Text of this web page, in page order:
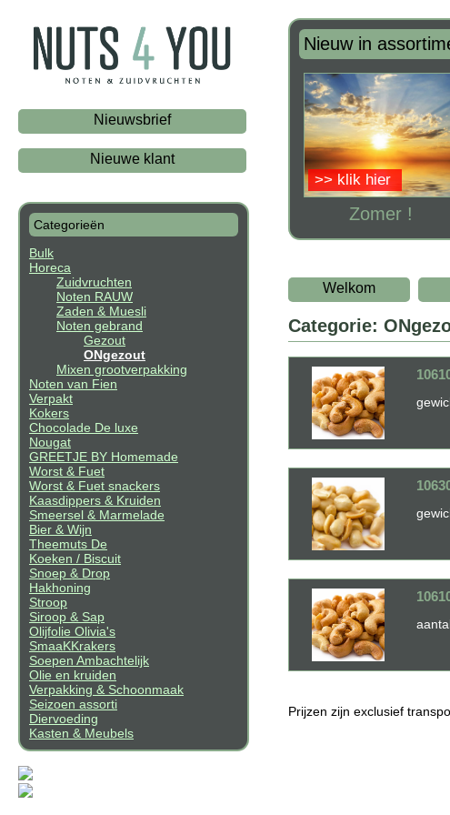
Nieuwsbrief
Nieuwe klant
Categorieën
Bulk
Horeca
Zuidvruchten
Noten RAUW
Zaden & Muesli
Noten gebrand
Gezout
ONgezout
Mixen grootverpakking
Noten van Fien
Verpakt
Kokers
Chocolade De luxe
Nougat
GREETJE BY Homemade
Worst & Fuet
Worst & Fuet snackers
Kaasdippers & Kruiden
Smeersel & Marmelade
Bier & Wijn
Theemuts De
Koeken / Biscuit
Snoep & Drop
Hakhoning
Stroop
Siroop & Sap
Olijfolie Olivia's
SmaaKKrakers
Soepen Ambachtelijk
Olie en kruiden
Verpakking & Schoonmaak
Seizoen assorti
Diervoeding
Kasten & Meubels
Nieuw in
Zomer !
>> klik hier
Welkom
Categorie:
Prijzen zijn exclusief